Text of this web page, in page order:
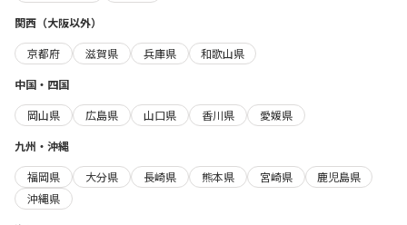
関西（大阪以外）
京都府
滋賀県 兵庫県
和歌山県
中国・四国
岡山県
広島県 山口県 香川県
愛媛県
九州・沖縄
福岡県
大分県 長崎県 熊本県 宮崎県
鹿児島県
沖縄県